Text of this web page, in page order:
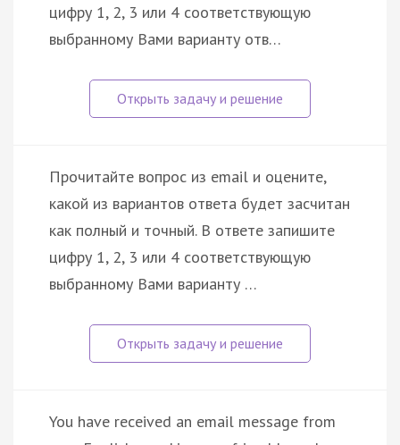
цифру 1, 2, 3 или 4 соответствующую
выбранному Вами варианту отв…
Прочитайте вопрос из email и оцените,
какой из вариантов ответа будет засчитан
как полный и точный. В ответе запишите
цифру 1, 2, 3 или 4 соответствующую
выбранному Вами варианту …
You have received an email message from